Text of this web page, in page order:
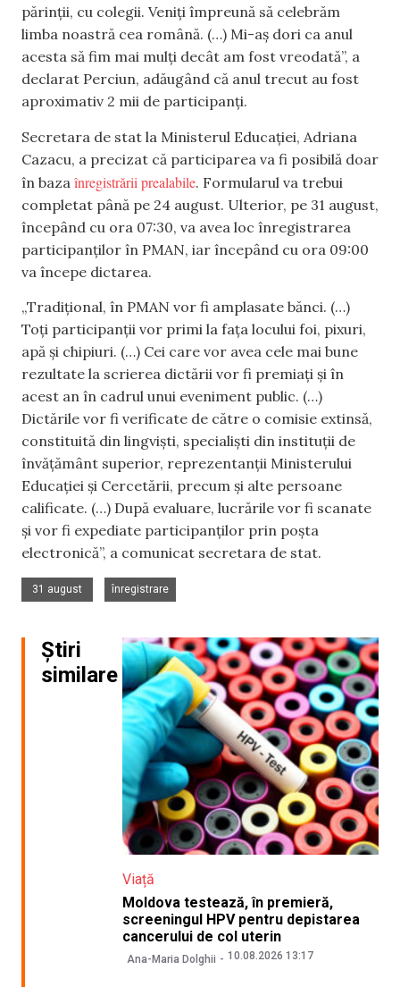
părinții, cu colegii. Veniți împreună să celebrăm
limba noastră cea română. (…) Mi-aș dori ca anul
acesta să fim mai mulți decât am fost vreodată”, a
declarat Perciun, adăugând că anul trecut au fost
aproximativ 2 mii de participanți.
Secretara de stat la Ministerul Educației, Adriana
Cazacu, a precizat că participarea va fi posibilă doar
în baza înregistrării prealabile. Formularul va trebui
completat până pe 24 august. Ulterior, pe 31 august,
începând cu ora 07:30, va avea loc înregistrarea
participanților în PMAN, iar începând cu ora 09:00
va începe dictarea.
„Tradițional, în PMAN vor fi amplasate bănci. (…)
Toți participanții vor primi la fața locului foi, pixuri,
apă și chipiuri. (…) Cei care vor avea cele mai bune
rezultate la scrierea dictării vor fi premiați și în
acest an în cadrul unui eveniment public. (…)
Dictările vor fi verificate de către o comisie extinsă,
constituită din lingviști, specialiști din instituții de
învățământ superior, reprezentanții Ministerului
Educației și Cercetării, precum și alte persoane
calificate. (…) După evaluare, lucrările vor fi scanate
și vor fi expediate participanților prin poșta
electronică”, a comunicat secretara de stat.
31 august
înregistrare
Știri
similare
Viață
Moldova testează, în premieră,
screeningul HPV pentru depistarea
cancerului de col uterin
Ana-Maria Dolghii 10.08.2026 13:17